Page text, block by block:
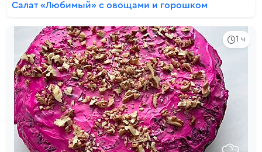
Салат «Любимый» с овощами и горошком
1 ч